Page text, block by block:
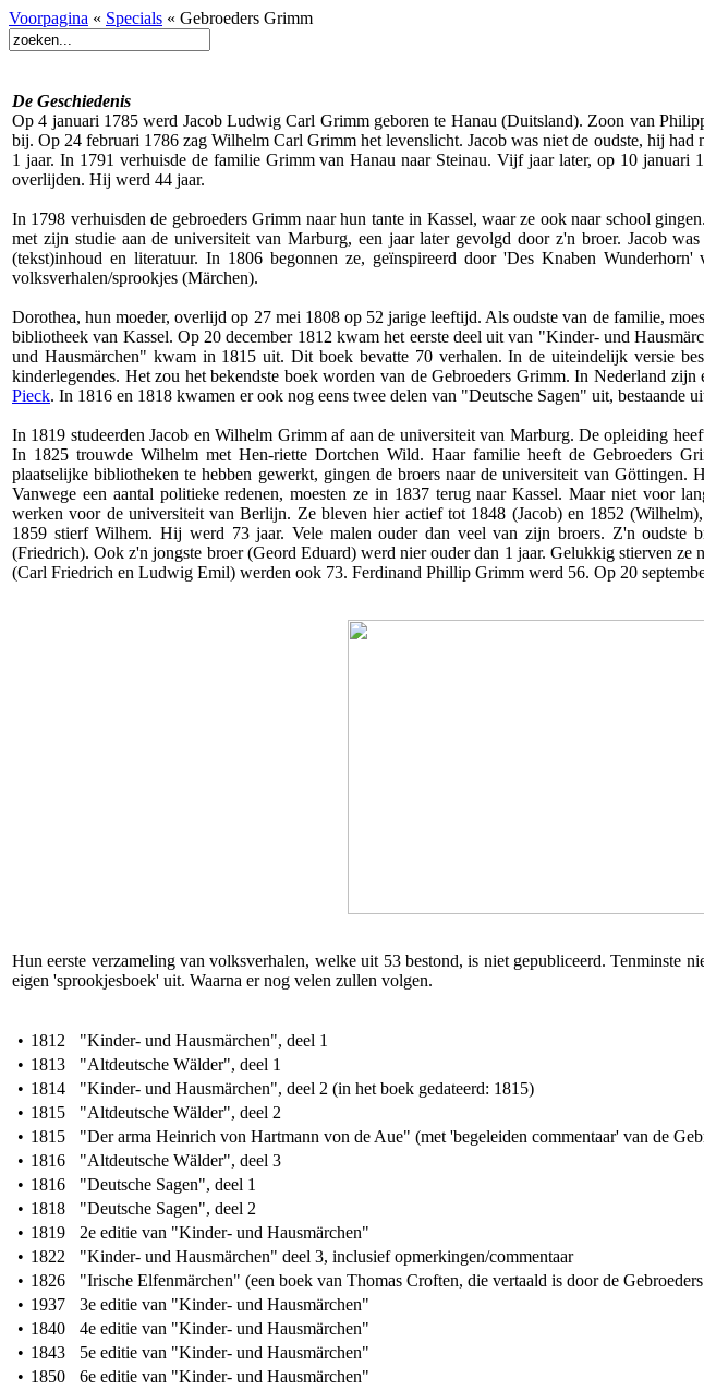
Voorpagina « Specials « Gebroeders Grimm
De Geschiedenis
Op 4 januari 1785 werd Jacob Ludwig Carl Grimm geboren te Hanau (Duitsland). Zoon van
bij. Op 24 februari 1786 zag Wilhelm Carl Grimm het levenslicht. Jacob was niet de oudste, hij
1 jaar. In 1791 verhuisde de familie Grimm van Hanau naar Steinau. Vijf jaar later, op 10
overlijden. Hij werd 44 jaar.
In 1798 verhuisden de gebroeders Grimm naar hun tante in Kassel, waar ze ook naar school
met zijn studie aan de universiteit van Marburg, een jaar later gevolgd door z'n broer. Jacob
(tekst)inhoud en literatuur. In 1806 begonnen ze, geïnspireerd door 'Des Knaben
volksverhalen/sprookjes (Märchen).
Dorothea, hun moeder, overlijd op 27 mei 1808 op 52 jarige leeftijd. Als oudste van de familie,
bibliotheek van Kassel. Op 20 december 1812 kwam het eerste deel uit van "Kinder- und
und Hausmärchen" kwam in 1815 uit. Dit boek bevatte 70 verhalen. In de uiteindelijk versie
kinderlegendes. Het zou het bekendste boek worden van de Gebroeders Grimm. In Nederland
Pieck. In 1816 en 1818 kwamen er ook nog eens twee delen van "Deutsche Sagen" uit, bestaande
In 1819 studeerden Jacob en Wilhelm Grimm af aan de universiteit van Marburg. De opleiding
In 1825 trouwde Wilhelm met Hen-riette Dortchen Wild. Haar familie heeft de Gebroeders
plaatselijke bibliotheken te hebben gewerkt, gingen de broers naar de universiteit van Göttingen.
Vanwege een aantal politieke redenen, moesten ze in 1837 terug naar Kassel. Maar niet voor
werken voor de universiteit van Berlijn. Ze bleven hier actief tot 1848 (Jacob) en 1852
1859 stierf Wilhem. Hij werd 73 jaar. Vele malen ouder dan veel van zijn broers. Z'n oudste
(Friedrich). Ook z'n jongste broer (Geord Eduard) werd nier ouder dan 1 jaar. Gelukkig stierven
(Carl Friedrich en Ludwig Emil) werden ook 73. Ferdinand Phillip Grimm werd 56. Op 20
Hun eerste verzameling van volksverhalen, welke uit 53 bestond, is niet gepubliceerd. Tenminste
eigen 'sprookjesboek' uit. Waarna er nog velen zullen volgen.
• 1812
"Kinder- und Hausmärchen", deel 1
• 1813
"Altdeutsche Wälder", deel 1
• 1814
"Kinder- und Hausmärchen", deel 2 (in het boek gedateerd: 1815)
• 1815
"Altdeutsche Wälder", deel 2
• 1815
"Der arma Heinrich von Hartmann von de Aue" (met 'begeleiden commentaar' van de
• 1816
"Altdeutsche Wälder", deel 3
• 1816
"Deutsche Sagen", deel 1
• 1818
"Deutsche Sagen", deel 2
• 1819
2e editie van "Kinder- und Hausmärchen"
• 1822
"Kinder- und Hausmärchen" deel 3, inclusief opmerkingen/commentaar
• 1826
"Irische Elfenmärchen" (een boek van Thomas Croften, die vertaald is door de
• 1937
3e editie van "Kinder- und Hausmärchen"
• 1840
4e editie van "Kinder- und Hausmärchen"
• 1843
5e editie van "Kinder- und Hausmärchen"
• 1850
6e editie van "Kinder- und Hausmärchen"